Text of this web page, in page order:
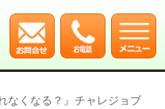
なくなる？』チャレジョブ